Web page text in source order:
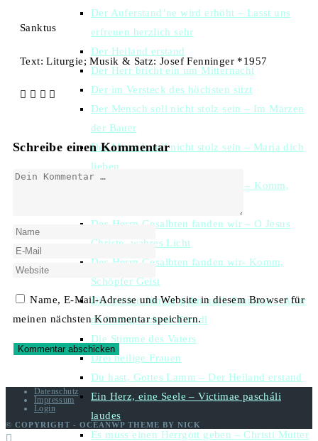
Der Auferstand’ne wird erhöht – Lasst uns
erfreuen herzlich sehr
Der Heiland erstand
Der Herr bricht ein um Mitternacht
Der im Versteck des höchsten sitzt
Der Mensch soll nicht stolz sein – Im Märzen
der Bauer
Der Mensch soll nicht stolz sein – Maria dich
lieben
Des Herrn Gesalbten fanden wir – Komm,
Des Herrn Gesalbten fanden wir – O Jesus
Christe, wahres Licht
Des Herrn Gesalbten fanden wir- Komm,
Schöpfer Geist
Die beiden Jünger gehn nach Emmaus – Aber
du herzigs schens Dirndl
Die Stimme des Vaters
Drei heilige Frauen
Du hast, Gottes Lamm – Der Heiland erstand
Ein Herz, eine Seele – Victimae pascháli
laudes
Es muss einen Herrgott geben – Christi Mutter
Sanktus
Text: Liturgie; Musik & Satz: Josef Fenninger *1957
Schreibe einen Kommentar
Name, E-Mail-Adresse und Website in diesem Browser für
meinen nächsten Kommentar speichern.
Datenschutz
Impressum
Login
© COPYRIGHT - OCEANWP THEME BY NICK